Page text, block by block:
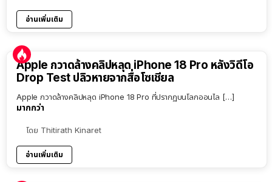
อ่านเพิ่มเติม
Apple กวาดล้างคลิปหลุด iPhone 18 Pro หลังวิดีโอ
Drop Test ปลิวหายจากสื่อโซเชียล
Apple กวาดล้างคลิปหลุด iPhone 18 Pro ที่ปรากฏบนโลกออนไล […]
มากกว่า
โดย Thitirath Kinaret
อ่านเพิ่มเติม